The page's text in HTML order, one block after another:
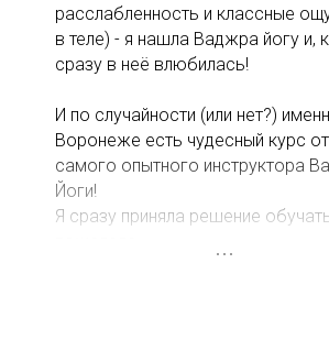
расслабленность и классные
в теле) - я нашла Ваджра йогу и,
сразу в неё влюбилась!
И по случайности (или нет?)
Воронеже есть чудесный курс от
самого опытного инструктора
Йоги!
Я сразу приняла решение